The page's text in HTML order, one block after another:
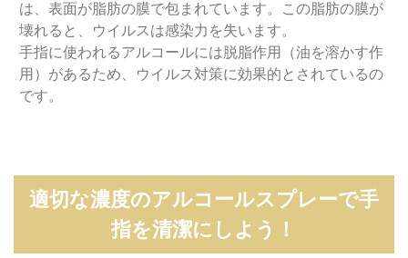
は、表面が脂肪の膜で包まれています。この脂肪の膜が
壊れると、ウイルスは感染力を失います。
手指に使われるアルコールには脱脂作用（油を溶かす作
用）があるため、ウイルス対策に効果的とされているの
です。
適切な濃度のアルコールスプレーで手
指を清潔にしよう！